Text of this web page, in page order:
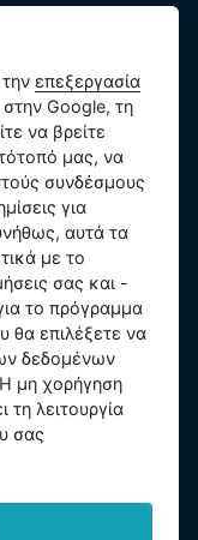
δεδομένων
Δικαστήριο της
26150808, ΑΦΜ
τηνεπεξεργασία
Google, τη
να βρείτε
μας, να
συνδέσμους
για
αυτά τα
με το
σας και -
το πρόγραμμα
θα επιλέξετε να
δεδομένων
μη χορήγηση
τη λειτουργία
σας